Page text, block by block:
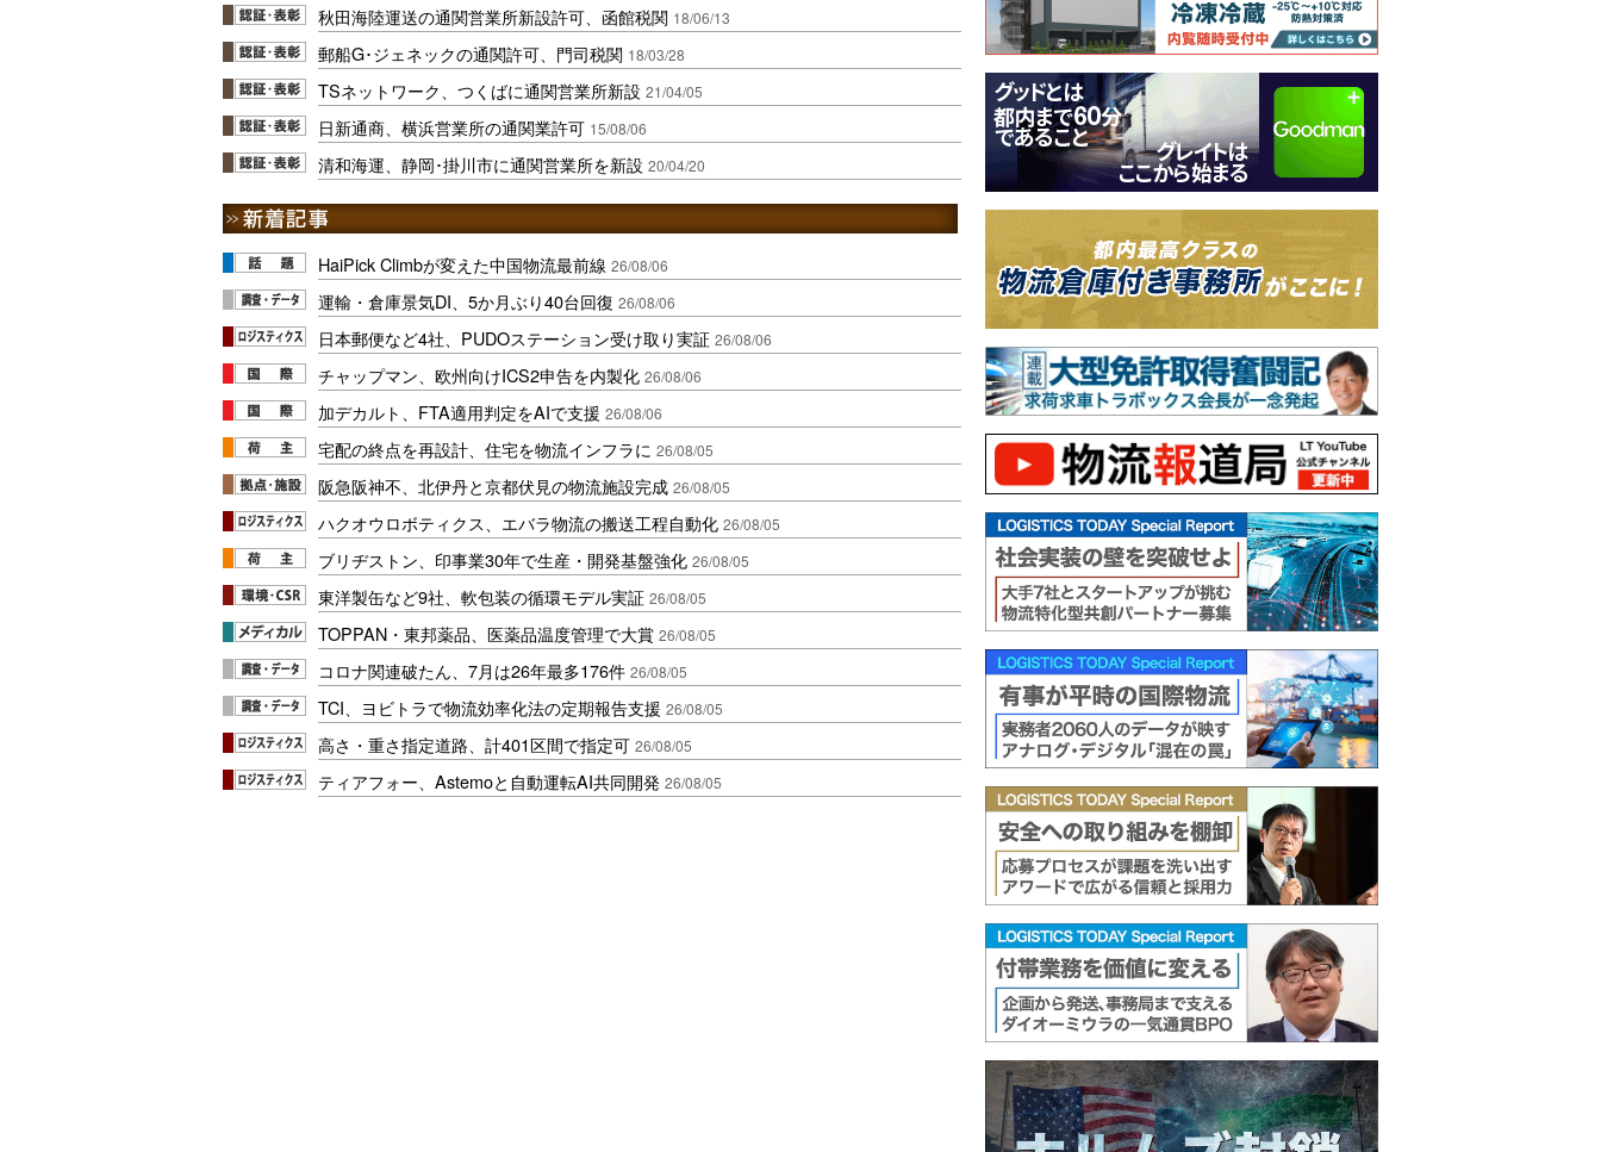
秋田海陸運送の通関営業所新設許可、函館税関 18/06/13
郵船G･ジェネックの通関許可、門司税関 18/03/28
TSネットワーク、つくばに通関営業所新設 21/04/05
日新通商、横浜営業所の通関業許可 15/08/06
清和海運、静岡･掛川市に通関営業所を新設 20/04/20
HaiPick Climbが変えた中国物流最前線 26/08/06
運輸・倉庫景気DI、5か月ぶり40台回復 26/08/06
日本郵便など4社、PUDOステーション受け取り実証 26/08/06
チャップマン、欧州向けICS2申告を内製化 26/08/06
加デカルト、FTA適用判定をAIで支援 26/08/06
宅配の終点を再設計、住宅を物流インフラに 26/08/05
阪急阪神不、北伊丹と京都伏見の物流施設完成 26/08/05
ハクオウロボティクス、エバラ物流の搬送工程自動化 26/08/05
ブリヂストン、印事業30年で生産・開発基盤強化 26/08/05
東洋製缶など9社、軟包装の循環モデル実証 26/08/05
TOPPAN・東邦薬品、医薬品温度管理で大賞 26/08/05
コロナ関連破たん、7月は26年最多176件 26/08/05
TCI、ヨビトラで物流効率化法の定期報告支援 26/08/05
高さ・重さ指定道路、計401区間で指定可 26/08/05
ティアフォー、Astemoと自動運転AI共同開発 26/08/05